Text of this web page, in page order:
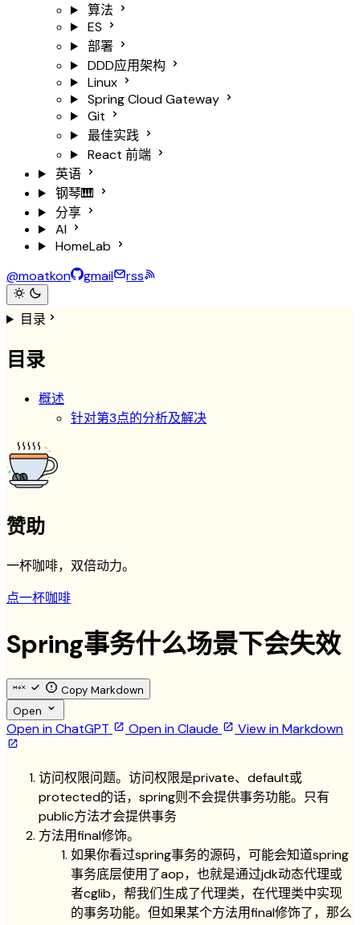
算法
ES
部署
DDD应用架构
Linux
Spring Cloud Gateway
Git
最佳实践
React 前端
英语
钢琴🎹
分享
AI
HomeLab
@moatkon
gmail rss
目录
目录
概述
针对第3点的分析及解决
赞助
一杯咖啡，双倍动力。
点一杯咖啡
Spring事务什么场景下会失效
Copy Markdown
Open
Open in ChatGPT Open in Claude View in Markdown
访问权限问题。访问权限是private、default或
protected的话，spring则不会提供事务功能。只有
public方法才会提供事务
方法用final修饰。
如果你看过spring事务的源码，可能会知道spring
事务底层使用了aop，也就是通过jdk动态代理或
者cglib，帮我们生成了代理类，在代理类中实现
的事务功能。但如果某个方法用final修饰了，那么